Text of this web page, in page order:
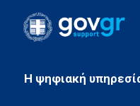
H ψηφιακή